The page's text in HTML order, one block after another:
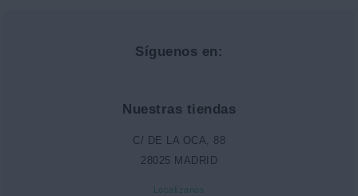
Síguenos en:
Nuestras tiendas
C/ DE LA OCA, 88
28025 MADRID
Localízanos